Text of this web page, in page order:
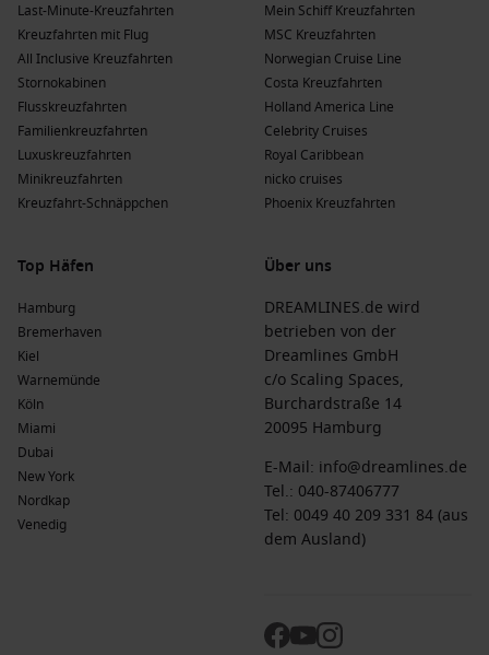
Sommer(Juni,Juli,
: Die Temperaturen variieren
zwischen 25 °C und 32 °C. Der Sommer ist perfekt für
Strandaktivitäten und Wassersport, auch wenn es
gelegentlich zu kurzen Regenschauern kommen kann.
Herbst(September November): Die
Temperaturen liegen zwischen 24 °C und 30 °C. Im Herbst
sind die Bedingungen ideal für Erkundungen und das
Genießen der Natur, da der Touristenandrang abnimmt.
schwanken zwischen 23 °C und 28 °C und bringen oft
kühlere Brisen, die das Erkunden im Freien angenehm
machen.
Häufig gestellte Fragen zu Basse-Terre,
Guadeloupe
Was ist die typische Kostenstruktur einer Kreuzfahrt?
Eine einwöchige Kreuzfahrt nach Basse-Terre liegt in der
Regel zwischen 800 € und 2.500 € für Standardkabinen,
während Luxuskreuzfahrten bis zu 5.000 € kosten können,
abhängig von der Reederei und Kabinenkategorie.
Die Preise für Speisen und Getränke an Bord variieren
Last-Minute-Kreuzfahrten
Kreuzfahrten mit Flug
All Inclusive Kreuzfahrten
Stornokabinen
Flusskreuzfahrten
Familienkreuzfahrten
Luxuskreuzfahrten
Minikreuzfahrten
Kreuzfahrt-Schnäppchen
Mein Schiff Kreuzfahrten
MSC Kreuzfahrten
Norwegian Cruise Line
Costa Kreuzfahrten
Holland America Line
Celebrity Cruises
Royal Caribbean
nicko cruises
Phoenix Kreuzfahrten
Top Häfen
Hamburg
Bremerhaven
Kiel
Warnemünde
Köln
Miami
Dubai
New York
Nordkap
Venedig
Über uns
DREAMLINES.de wird
betrieben von der
Dreamlines GmbH
c/o Scaling Spaces,
Burchardstraße 14
20095 Hamburg
E-Mail: info@dreamlines.de
Tel.: 040-87406777
Tel: 0049 40 209 331 84 (aus
dem Ausland)